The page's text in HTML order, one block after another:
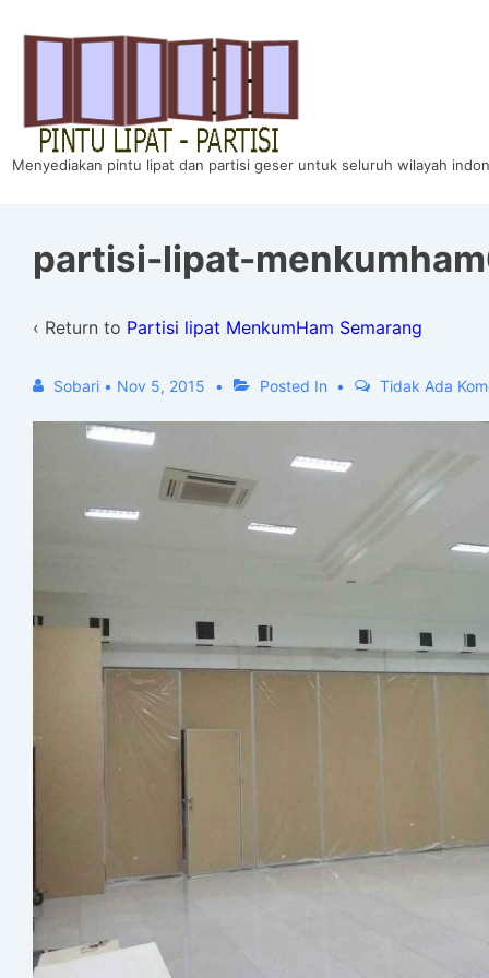
Content
Menyediakan pintu lipat dan partisi geser untuk seluruh wilayah
partisi-lipat-
‹ Return to Partisi lipat MenkumHam Semarang
Sobari • Nov 5, 2015 Posted In Tidak Ada